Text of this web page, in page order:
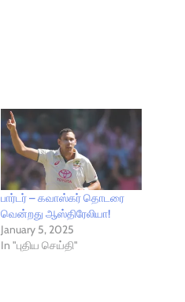
பார்டர் – கவாஸ்கர் தொடரை
வென்றது ஆஸ்திரேலியா!
January 5, 2025
In "புதிய செய்தி"